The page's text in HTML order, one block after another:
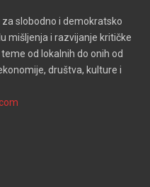
slobodno i demokratsko
mišljenja i razvijanje kritičke
od lokalnih do onih od
društva, kulture i